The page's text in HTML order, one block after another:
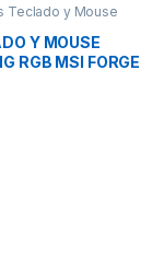
Teclado y Mouse
Y MOUSE
RGB MSI FORGE